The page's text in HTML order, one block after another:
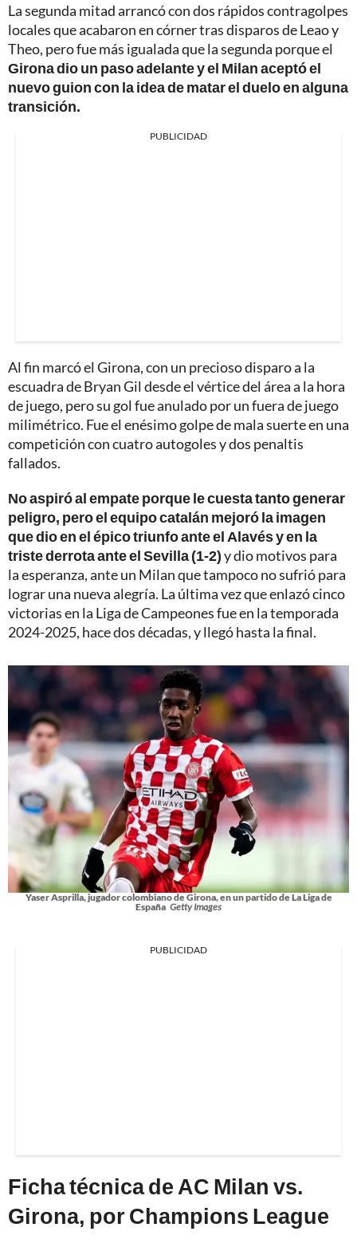
La segunda mitad arrancó con dos rápidos contragolpes
locales que acabaron en córner tras disparos de Leao y
Theo, pero fue más igualada que la segunda porque el
Girona dio un paso adelante y el Milan aceptó el
nuevo guion con la idea de matar el duelo en alguna
transición.
PUBLICIDAD
Al fin marcó el Girona, con un precioso disparo a la
escuadra de Bryan Gil desde el vértice del área a la hora
de juego, pero su gol fue anulado por un fuera de juego
milimétrico. Fue el enésimo golpe de mala suerte en una
competición con cuatro autogoles y dos penaltis
fallados.
No aspiró al empate porque le cuesta tanto generar
peligro, pero el equipo catalán mejoró la imagen
que dio en el épico triunfo ante el Alavés y en la
triste derrota ante el Sevilla (1-2)y dio motivos para
la esperanza, ante un Milan que tampoco no sufrió para
lograr una nueva alegría. La última vez que enlazó cinco
victorias en la Liga de Campeones fue en la temporada
2024-2025, hace dos décadas, y llegó hasta la final.
Yaser Asprilla, jugador colombiano de Girona, en un partido de La Liga de
España Getty Images
PUBLICIDAD
Ficha técnica de AC Milan vs.
Girona, por Champions League